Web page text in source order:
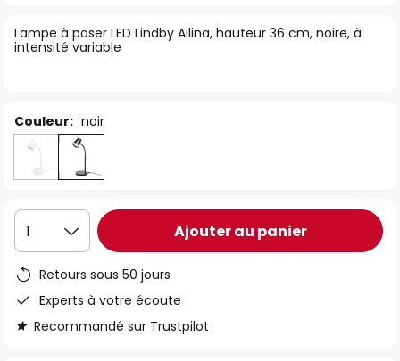
the
images
Lampe à poser LED Lindby Ailina, hauteur 36 cm, noire, à
intensité variable
Couleur: noir
1 Ajouter au panier
Retours sous 50 jours
Experts à votre écoute
Recommandé sur Trustpilot